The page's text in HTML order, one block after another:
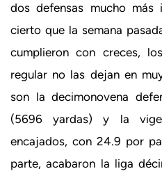
dos defensas mucho más
cierto que la semana
cumplieron con creces,
regular no las dejan en
son la decimonovena
(5696 yardas) y la
encajados, con 24.9 por
parte, acabaron la liga